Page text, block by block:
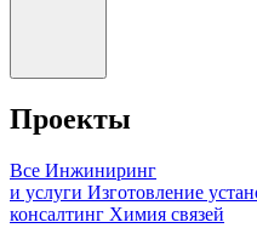
Проекты
Все Инжиниринг
и услуги Изготовление
консалтинг Химия связей